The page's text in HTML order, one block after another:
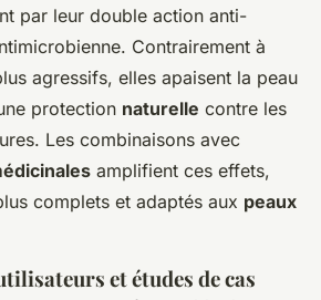
par leur double action anti-
Contrairement à
agressifs, elles apaisent la peau
protection naturelle contre les
Les combinaisons avec
amplifient ces effets,
complets et adaptés aux peaux
et études de cas